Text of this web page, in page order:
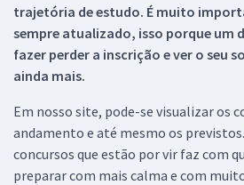
trajetória de estudo. É muito
sempre atualizado, isso porque um
fazer perder a inscrição e ver o seu
ainda mais.
Em nosso site, pode-se visualizar os
andamento e até mesmo os
concursos que estão por vir faz com
preparar com mais calma e com